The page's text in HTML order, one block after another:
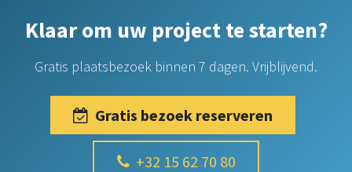
Klaar om uw project te starten?
Gratis plaatsbezoek binnen 7 dagen. Vrijblijvend.
Gratis bezoek reserveren
+32 15 62 70 80